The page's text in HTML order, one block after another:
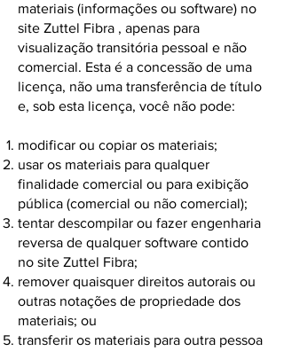
materiais (informações ou software) no
site Zuttel Fibra , apenas para
visualização transitória pessoal e não
comercial. Esta é a concessão de uma
licença, não uma transferência de título
e, sob esta licença, você não pode:
modificar ou copiar os materiais;
usar os materiais para qualquer
finalidade comercial ou para exibição
pública (comercial ou não comercial);
tentar descompilar ou fazer engenharia
reversa de qualquer software contido
no site Zuttel Fibra;
remover quaisquer direitos autorais ou
outras notações de propriedade dos
materiais; ou
transferir os materiais para outra pessoa